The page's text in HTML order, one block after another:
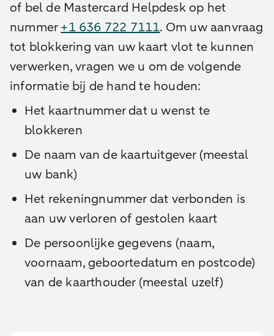
of bel de Mastercard Helpdesk op het
nummer+1 636 722 7111. Om uw aanvraag
tot blokkering van uw kaart vlot te kunnen
verwerken, vragen we u om de volgende
informatie bij de hand te houden:
Het kaartnummer dat u wenst te
blokkeren
De naam van de kaartuitgever (meestal
uw bank)
Het rekeningnummer dat verbonden is
aan uw verloren of gestolen kaart
De persoonlijke gegevens (naam,
voornaam, geboortedatum en postcode)
van de kaarthouder (meestal uzelf)